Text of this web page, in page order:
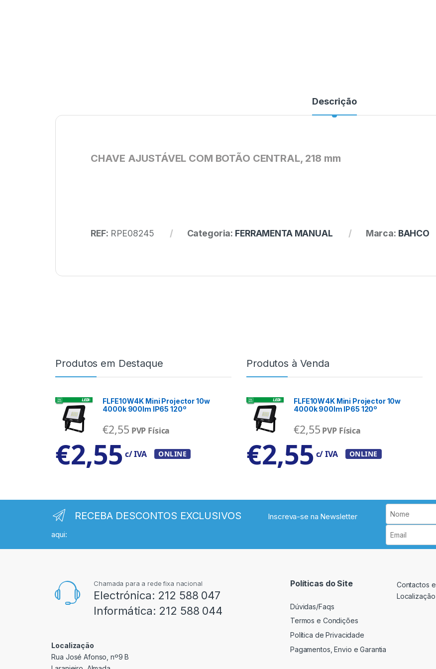
Descrição
CHAVE AJUSTÁVEL COM BOTÃO CENTRAL, 218 mm
REF: RPE08245 Categoria: FERRAMENTA MANUAL Marca: BAHCO
Produtos em Destaque
FLFE10W4K Mini Projector 10w
4000k 900lm IP65 120º
€2,55 PVP Física
€2,55 c/ IVA ONLINE
Produtos à Venda
FLFE10W4K Mini Projector 10w
4000k 900lm IP65 120º
€2,55 PVP Física
€2,55 c/ IVA ONLINE
RECEBA DESCONTOS EXCLUSIVOS
Inscreva-se na Newsletter
aqui:
Chamada para a rede fixa nacional
Electrónica: 212 588 047
Informática: 212 588 044
Localização
Rua José Afonso, nº9 B
Políticas do Site
Dúvidas/Faqs
Termos e Condições
Política de Privacidade
Pagamentos, Envio e Garantia
Contactos e
Localização